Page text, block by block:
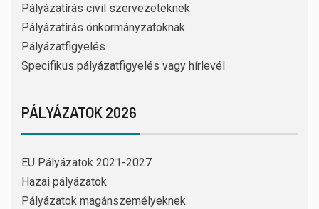
Pályázatírás civil szervezeteknek
Pályázatírás önkormányzatoknak
Pályázatfigyelés
Specifikus pályázatfigyelés vagy hírlevél
PÁLYÁZATOK 2026
EU Pályázatok 2021-2027
Hazai pályázatok
Pályázatok magánszemélyeknek